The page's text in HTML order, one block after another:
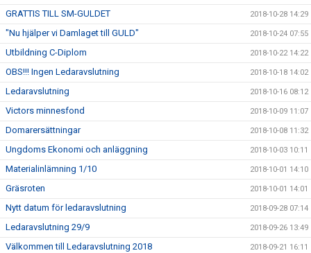
GRATTIS TILL SM-GULDET 2018-10-28 14:29
"Nu hjälper vi Damlaget till GULD" 2018-10-24 07:55
Utbildning C-Diplom 2018-10-22 14:22
OBS!!! Ingen Ledaravslutning 2018-10-18 14:02
Ledaravslutning 2018-10-16 08:12
Victors minnesfond 2018-10-09 11:07
Domarersättningar 2018-10-08 11:32
Ungdoms Ekonomi och anläggning 2018-10-03 10:11
Materialinlämning 1/10 2018-10-01 14:10
Gräsroten 2018-10-01 14:01
Nytt datum för ledaravslutning 2018-09-28 07:14
Ledaravslutning 29/9 2018-09-26 13:49
Välkommen till Ledaravslutning 2018 2018-09-21 16:11